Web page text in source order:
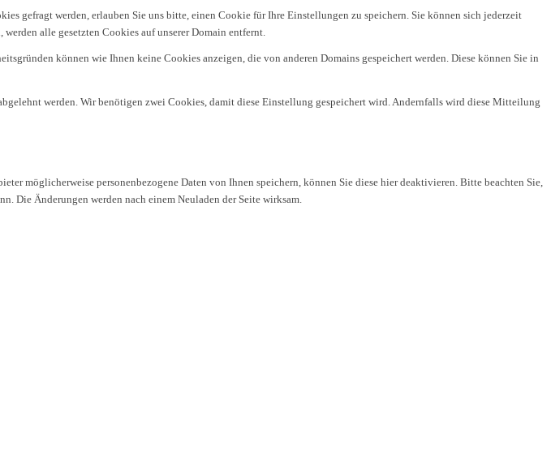
gefragt werden, erlauben Sie uns bitte, einen Cookie für Ihre Einstellungen zu speichern. Sie können sich jederzeit
alle gesetzten Cookies auf unserer Domain entfernt.
können wie Ihnen keine Cookies anzeigen, die von anderen Domains gespeichert werden. Diese können Sie in
werden. Wir benötigen zwei Cookies, damit diese Einstellung gespeichert wird. Andernfalls wird diese Mitteilung
möglicherweise personenbezogene Daten von Ihnen speichern, können Sie diese hier deaktivieren. Bitte beachten Sie,
Die Änderungen werden nach einem Neuladen der Seite wirksam.